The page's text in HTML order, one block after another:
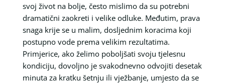
svoj život na bolje, često mislimo da su potrebni
dramatični zaokreti i velike odluke. Međutim, prava
snaga krije se u malim, dosljednim koracima koji
postupno vode prema velikim rezultatima.
Primjerice, ako želimo poboljšati svoju tjelesnu
kondiciju, dovoljno je svakodnevno odvojiti desetak
minuta za kratku šetnju ili vježbanje, umjesto da se